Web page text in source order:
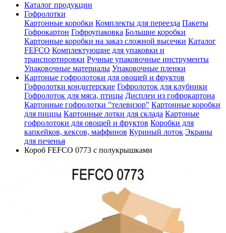
Каталог продукции
Гофролотки
Картонные коробки Комплекты для переезда Пакеты
Гофрокартон Гофроупаковка Большие коробки
Картонные коробки на заказ сложной высечки Каталог
FEFCO Комплектующие для упаковки и
транспортировки Ручные упаковочные инструменты
Упаковочные материалы Упаковочные пленки
Картоные гофролотоки для овощей и фруктов
Гофролотки кондитерские Гофролоток для клубники
Гофролоток для мяса, птицы Дисплеи из гофрокартона
Картонные гофролотки "телевизор" Картонные коробки
для пиццы Картонные лотки для склада Картоные
гофролотоки для овощей и фруктов Коробки для
капкейков, кексов, маффинов Куриный лоток Экраны
для печенья
Короб FEFCO 0773 с полукрышками